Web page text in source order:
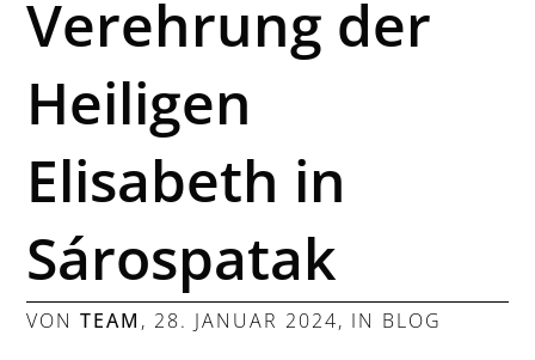
Verehrung der
Heiligen
Elisabeth in
Sárospatak
VONTEAM , 28. JANUAR 2024, IN BLOG